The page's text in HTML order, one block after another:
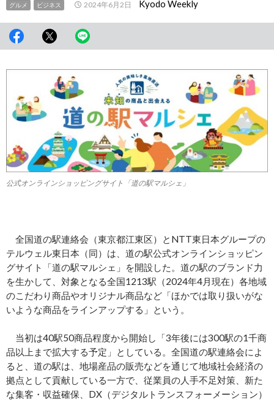
グルメ ビジネス 2024年6月2日 Kyodo Weekly
公式オンラインショッピングサイト「道の駅マルシェ」
全国道の駅連絡会（東京都江東区）とNTT東日本グループの
テルウェル東日本（同）は、道の駅公式オンラインショッピン
グサイト「道の駅マルシェ」を開設した。道の駅のブランド力
を生かして、対象となる全国1213駅（2024年4月現在）各地域
のこだわり商品やオリジナル商品など「ほかでは取り扱いがな
いような商品をラインアップする」という。
当初は40駅50商品程度から開始し「3年後には300駅の1千商
品以上まで拡大する予定」としている。全国道の駅連絡会によ
ると、道の駅は、地場産品の販売などを通じて地域社会経済の
拠点として貢献している一方で、従業員の人手不足対策、新た
な集客・収益確保、DX（デジタルトランスフォーメーション）